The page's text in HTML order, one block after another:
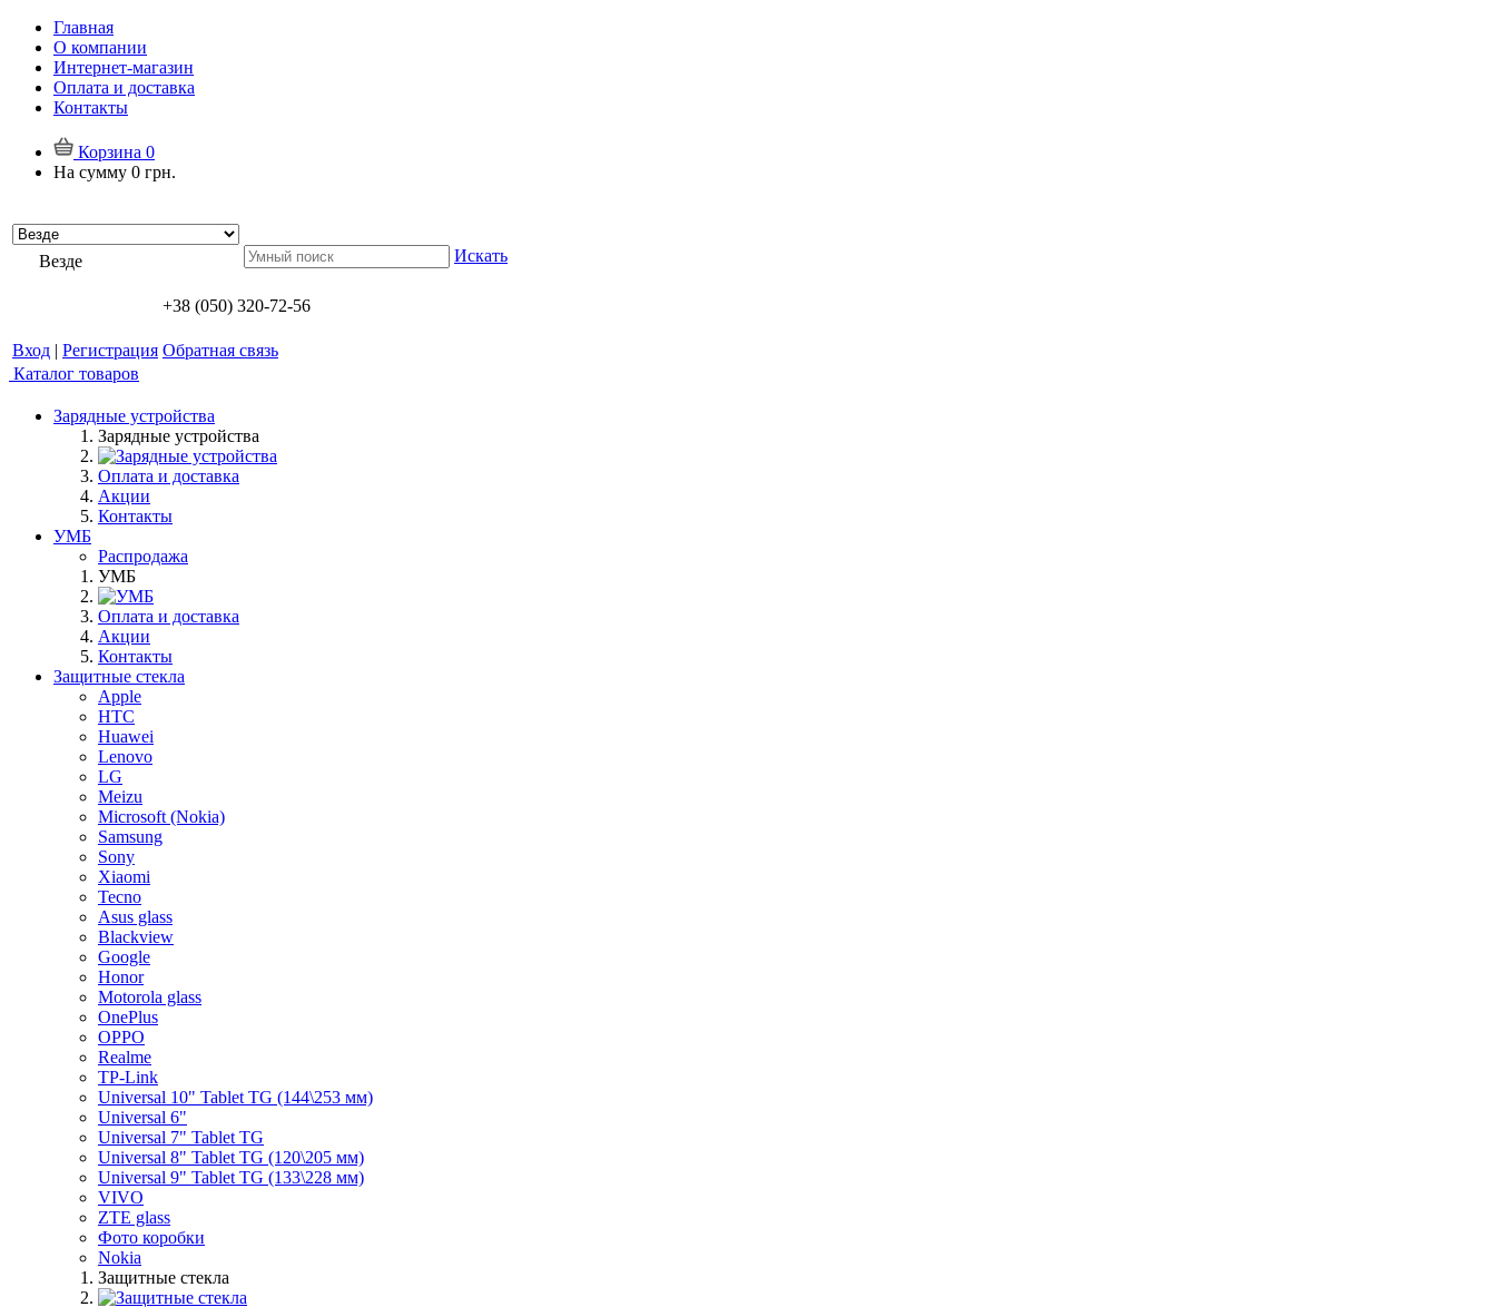
Главная
О компании
Интернет-магазин
Оплата и доставка
Контакты
Корзина 0
На сумму 0 грн.
Везде Искать
+38 (050) 320-72-56
Вход | Регистрация Обратная связь
Каталог товаров
Зарядные устройства
Зарядные устройства
Оплата и доставка
Акции
Контакты
УМБ
Распродажа
УМБ
Оплата и доставка
Акции
Контакты
Защитные стекла
Apple
HTC
Huawei
Lenovo
LG
Meizu
Microsoft (Nokia)
Samsung
Sony
Xiaomi
Tecno
Asus glass
Blackview
Google
Honor
Motorola glass
OnePlus
OPPO
Realme
TP-Link
Universal 10" Tablet TG (144\253 мм)
Universal 6"
Universal 7" Tablet TG
Universal 8" Tablet TG (120\205 мм)
Universal 9" Tablet TG (133\228 мм)
VIVO
ZTE glass
Фото коробки
Nokia
Защитные стекла